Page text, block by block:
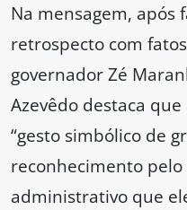
Na mensagem, após
retrospecto com
governador Zé
Azevêdo destaca
“gesto simbólico de
reconhecimento
administrativo que